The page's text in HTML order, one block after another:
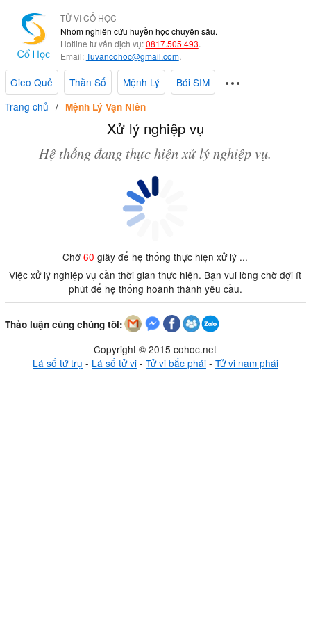
TỬ VI CỔ HỌC
Nhóm nghiên cứu huyền học chuyên sâu.
Hotline tư vấn dịch vụ:0817.505.493.
Email:Tuvancohoc@gmail.com.
Gieo Quẻ Thần Số Mệnh Lý
Bói SIM
Trang chủ
Mệnh Lý Vạn Niên
Xử lý nghiệp vụ
Hệ thống đang thực hiện xử lý nghiệp vụ.
Chờ60 giây để hệ thống thực hiện xử lý ...
Việc xử lý nghiệp vụ cần thời gian thực hiện. Bạn vui lòng chờ đợi ít
phút để hệ thống hoành thành yêu cầu.
Thảo luận cùng chúng tôi:
Copyright © 2015 cohoc.net
Lá số tứ trụ - Lá số tử vi- Tử vi bắc phái- Tử vi nam phái